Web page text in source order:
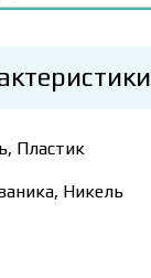
Пластик
Никель